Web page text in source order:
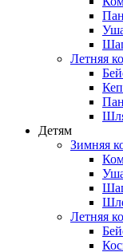
Летняя
Детям
Зимняя
Летняя